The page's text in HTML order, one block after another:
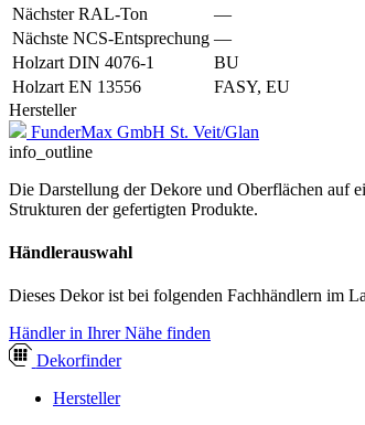
Nächster RAL-Ton
—
Nächste NCS-Entsprechung —
Holzart DIN 4076-1
BU
Holzart EN 13556
FASY, EU
Hersteller
FunderMax GmbH St. Veit/Glan
info_outline
Die Darstellung der Dekore und Oberflächen auf
Strukturen der gefertigten Produkte.
Händlerauswahl
Dieses Dekor ist bei folgenden Fachhändlern im
Händler in Ihrer Nähe finden
Dekorfinder
Hersteller